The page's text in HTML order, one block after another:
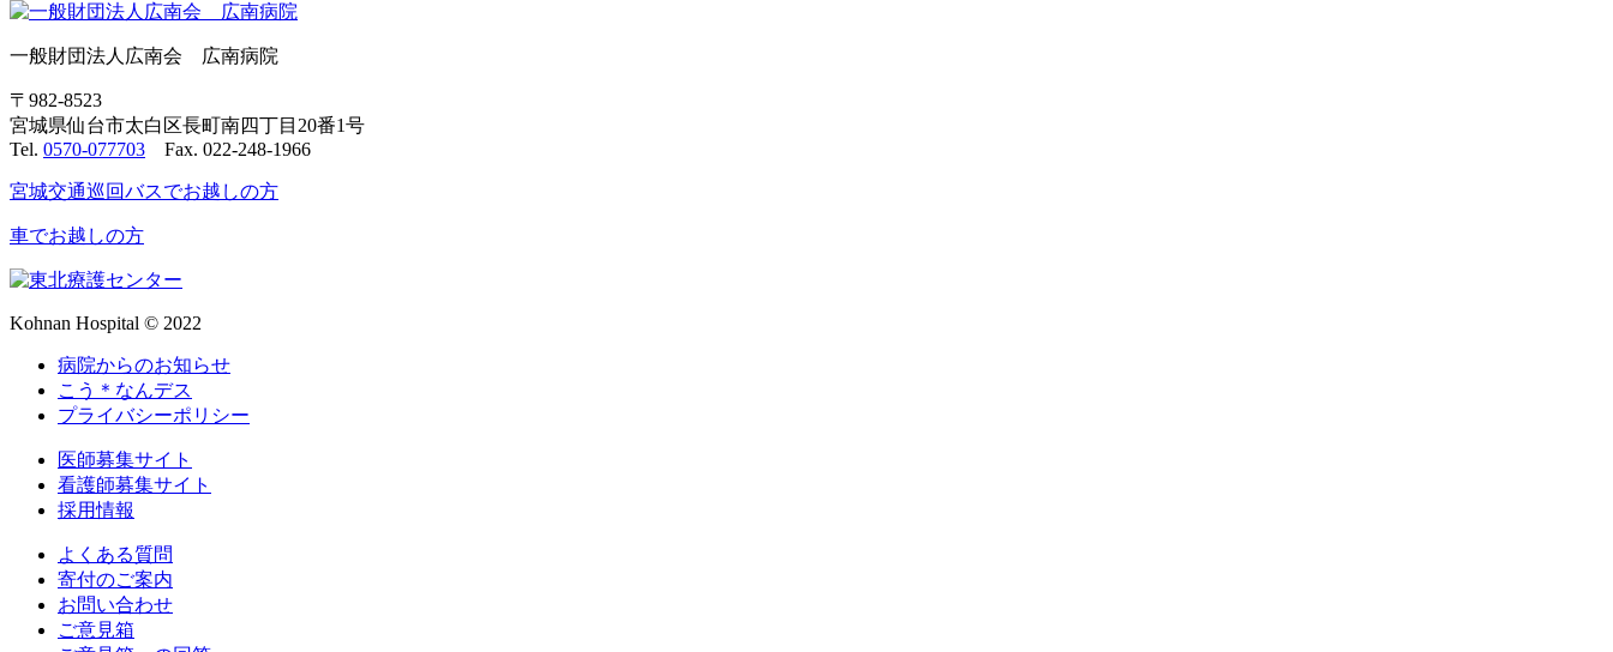
一般財団法人広南会 広南病院
〒982-8523
宮城県仙台市太白区長町南四丁目20番1号
Tel. 0570-077703 Fax. 022-248-1966
宮城交通巡回バスでお越しの方
車でお越しの方
Kohnan Hospital © 2022
病院からのお知らせ
こう＊なんデス
プライバシーポリシー
医師募集サイト
看護師募集サイト
採用情報
よくある質問
寄付のご案内
お問い合わせ
ご意見箱